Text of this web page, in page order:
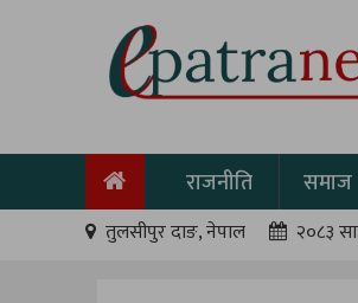
राजनीति समाज
तुलसीपुर दाङ, नेपाल २०८३